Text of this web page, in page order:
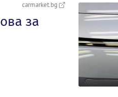
carmarket.bg
за